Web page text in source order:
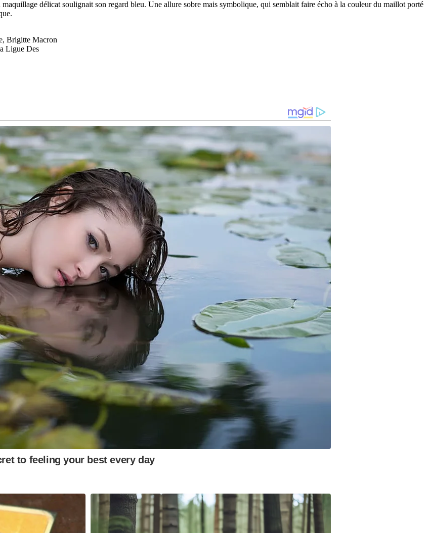
délicat soulignait son regard bleu. Une allure sobre mais symbolique, qui semblait faire écho à la couleur du maillot porté
Brigitte Macron
Ligue Des